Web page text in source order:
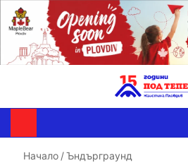
Начало /Ъндърграунд